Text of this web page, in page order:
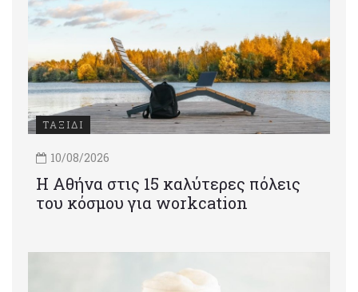
ΤΑΞΙΔΙ
10/08/2026
Η Αθήνα στις 15 καλύτερες πόλεις
του κόσμου για workcation